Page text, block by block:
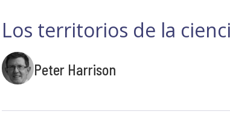
Los territorios de la
Peter Harrison